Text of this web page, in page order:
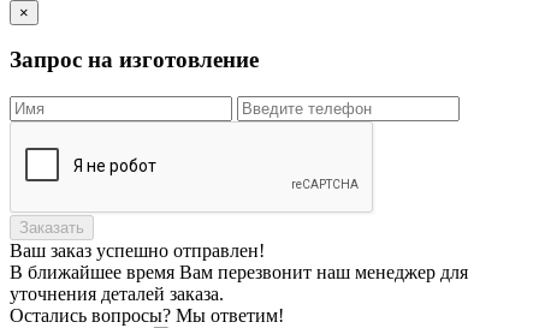
×
Запрос на изготовление
Заказать
Ваш заказ успешно отправлен!
В ближайшее время Вам перезвонит наш менеджер для
уточнения деталей заказа.
Остались вопросы? Мы ответим!